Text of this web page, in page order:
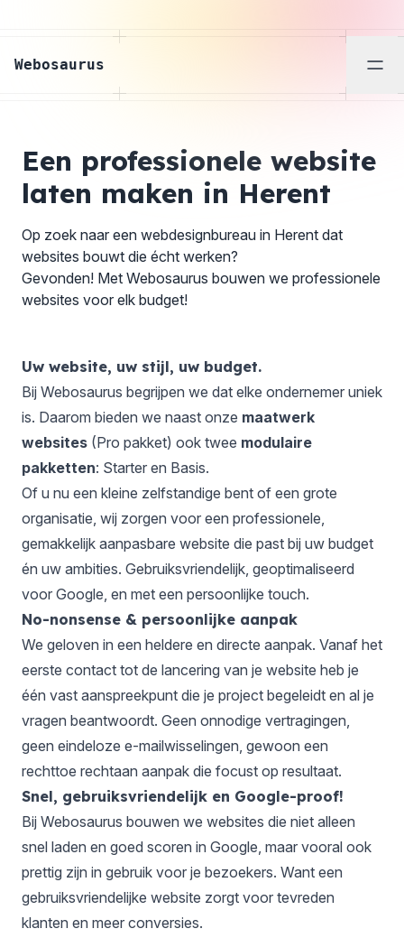
Webosaurus
Een professionele website
laten maken in Herent
Op zoek naar een webdesignbureau in Herent dat
websites bouwt die écht werken?
Gevonden! Met Webosaurus bouwen we professionele
websites voor elk budget!
Uw website, uw stijl, uw budget.
Bij Webosaurus begrijpen we dat elke ondernemer uniek
is. Daarom bieden we naast onze maatwerk
websites (Pro pakket) ook twee modulaire
pakketten: Starter en Basis.
Of u nu een kleine zelfstandige bent of een grote
organisatie, wij zorgen voor een professionele,
gemakkelijk aanpasbare website die past bij uw budget
én uw ambities. Gebruiksvriendelijk, geoptimaliseerd
voor Google, en met een persoonlijke touch.
No-nonsense & persoonlijke aanpak
We geloven in een heldere en directe aanpak. Vanaf het
eerste contact tot de lancering van je website heb je
één vast aanspreekpunt die je project begeleidt en al je
vragen beantwoordt. Geen onnodige vertragingen,
geen eindeloze e-mailwisselingen, gewoon een
rechttoe rechtaan aanpak die focust op resultaat.
Snel, gebruiksvriendelijk en Google-proof!
Bij Webosaurus bouwen we websites die niet alleen
snel laden en goed scoren in Google, maar vooral ook
prettig zijn in gebruik voor je bezoekers. Want een
gebruiksvriendelijke website zorgt voor tevreden
klanten en meer conversies.